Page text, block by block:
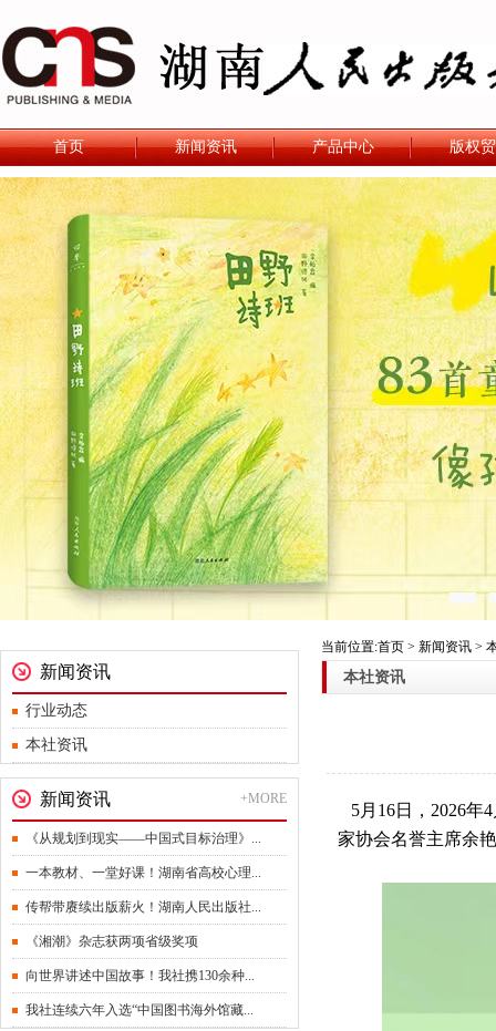
首页 新闻资讯 产品中心 版权
新闻资讯
行业动态
本社资讯
新闻资讯 +MORE
《从规划到现实——中国式目标治理》...
一本教材、一堂好课！湖南省高校心理...
传帮带赓续出版薪火！湖南人民出版社...
《湘潮》杂志获两项省级奖项
向世界讲述中国故事！我社携130余种...
我社连续六年入选“中国图书海外馆藏...
当前位置:首页 > 新闻资讯 >
本社资讯
5月16日，2026年
家协会名誉主席余